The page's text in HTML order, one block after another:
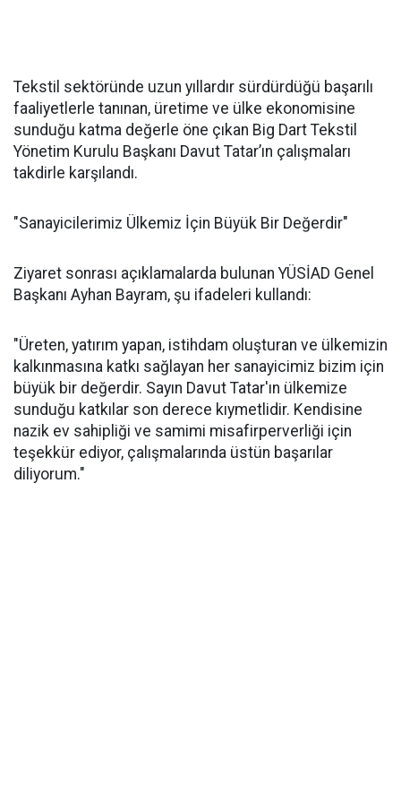
Tekstil sektöründe uzun yıllardır sürdürdüğü başarılı
faaliyetlerle tanınan, üretime ve ülke ekonomisine
sunduğu katma değerle öne çıkan Big Dart Tekstil
Yönetim Kurulu Başkanı Davut Tatar’ın çalışmaları
takdirle karşılandı.
"Sanayicilerimiz Ülkemiz İçin Büyük Bir Değerdir"
Ziyaret sonrası açıklamalarda bulunan YÜSİAD Genel
Başkanı Ayhan Bayram, şu ifadeleri kullandı:
"Üreten, yatırım yapan, istihdam oluşturan ve ülkemizin
kalkınmasına katkı sağlayan her sanayicimiz bizim için
büyük bir değerdir. Sayın Davut Tatar'ın ülkemize
sunduğu katkılar son derece kıymetlidir. Kendisine
nazik ev sahipliği ve samimi misafirperverliği için
teşekkür ediyor, çalışmalarında üstün başarılar
diliyorum."